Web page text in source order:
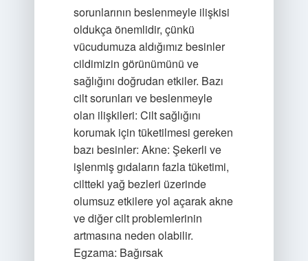
sorunlarının beslenmeyle ilişkisi
oldukça önemlidir, çünkü
vücudumuza aldığımız besinler
cildimizin görünümünü ve
sağlığını doğrudan etkiler. Bazı
cilt sorunları ve beslenmeyle
olan ilişkileri: Cilt sağlığını
korumak için tüketilmesi gereken
bazı besinler: Akne: Şekerli ve
işlenmiş gıdaların fazla tüketimi,
ciltteki yağ bezleri üzerinde
olumsuz etkilere yol açarak akne
ve diğer cilt problemlerinin
artmasına neden olabilir.
Egzama: Bağırsak